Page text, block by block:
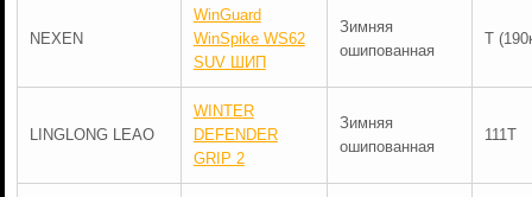
NEXEN
WinGuard
WinSpike WS62
SUV ШИП
Зимняя
ошипованная
T
LINGLONG LEAO
WINTER
DEFENDER
GRIP 2
Зимняя
ошипованная
111T